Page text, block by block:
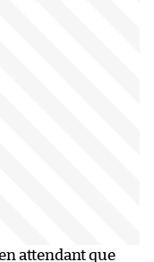
attendant que